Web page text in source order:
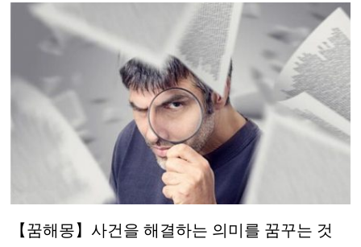
【꿈해몽】사건을 해결하는 의미를 꿈꾸는 것